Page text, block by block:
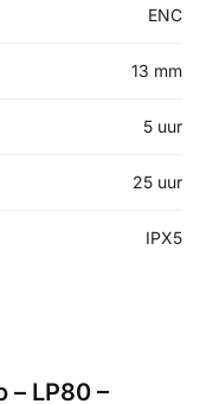
ENC
13 mm
5 uur
25 uur
IPX5
– LP80 –